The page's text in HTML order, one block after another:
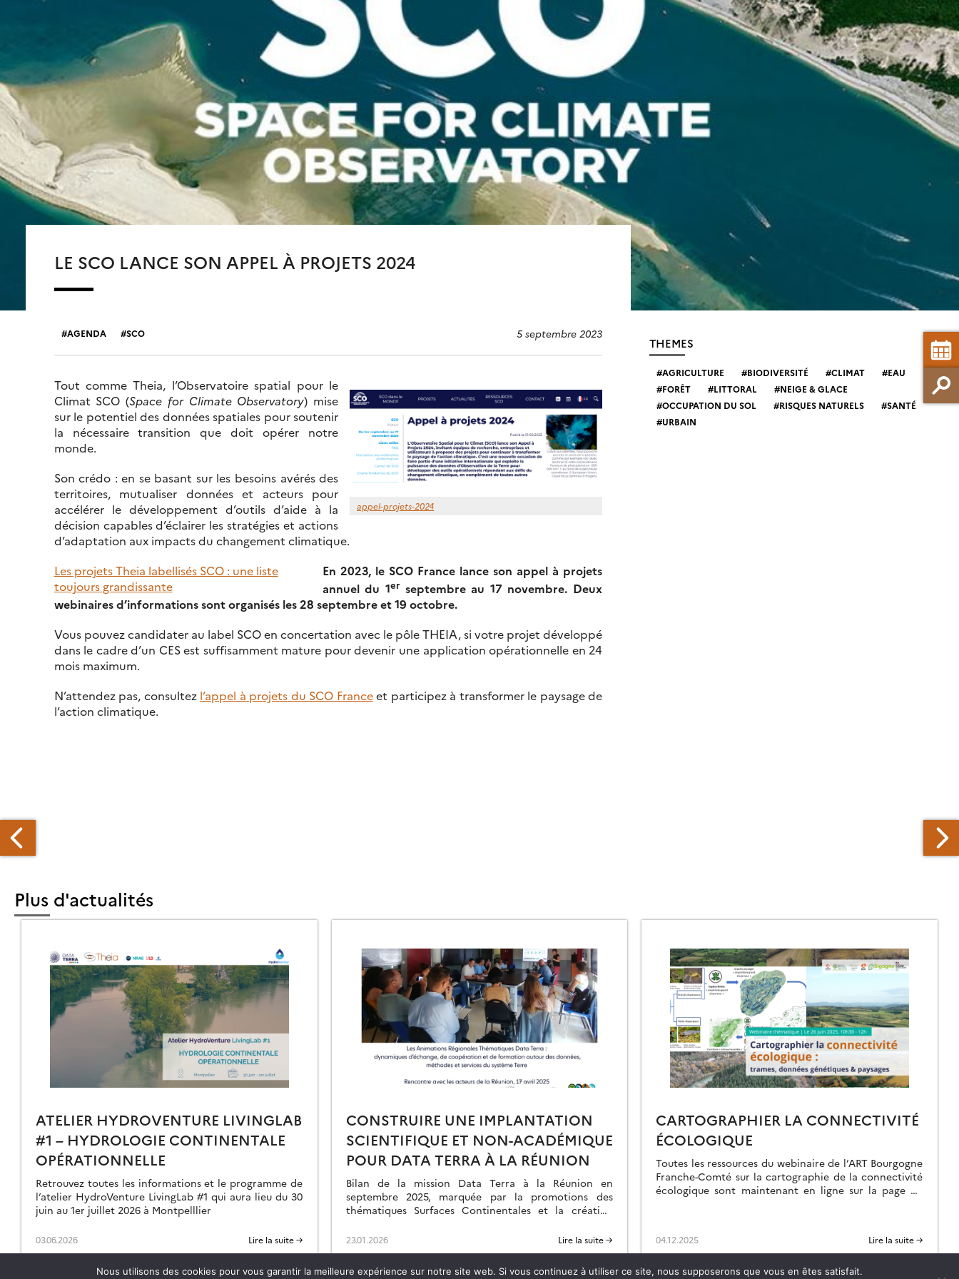
LE SCO LANCE SON APPEL À PROJETS 2024
AGENDA SCO 5 septembre 2023
appel-projets-2024
Tout comme Theia, l’Observatoire spatial pour le
Climat SCO (Space for Climate Observatory) mise
sur le potentiel des données spatiales pour soutenir
la nécessaire transition que doit opérer notre
monde.
Son crédo : en se basant sur les besoins avérés des
territoires, mutualiser données et acteurs pour
accélérer le développement d’outils d’aide à la
décision capables d’éclairer les stratégies et actions
d’adaptation aux impacts du changement climatique.
Les projets Theia labellisés SCO : une liste
toujours grandissante
En 2023, le SCO France lance son appel à projets
annuel du 1erseptembre au 17 novembre. Deux
webinaires d’informations sont organisés les 28 septembre et 19 octobre.
Vous pouvez candidater au label SCO en concertation avec le pôle THEIA, si votre projet développé
dans le cadre d’un CES est suffisamment mature pour devenir une application opérationnelle en 24
mois maximum.
N’attendez pas, consultez l’appel à projets du SCO Franceet participez à transformer le paysage de
l’action climatique.
THEMES
AGRICULTURE BIODIVERSITÉ CLIMAT
EAU
FORÊT
LITTORAL
NEIGE & GLACE
OCCUPATION DU SOL
RISQUES NATURELS
SANTÉ
URBAIN
Plus d'actualités
ATELIER HYDROVENTURE LIVINGLAB
#1 – HYDROLOGIE CONTINENTALE
OPÉRATIONNELLE
Retrouvez toutes les informations et le programme de
l’atelier HydroVenture LivingLab #1 qui aura lieu du 30
juin au 1er juillet 2026 à Montpelllier
03.06.2026 Lire la suite →
CONSTRUIRE UNE IMPLANTATION
SCIENTIFIQUE ET NON-ACADÉMIQUE
POUR DATA TERRA À LA RÉUNION
Bilan de la mission Data Terra à la Réunion en
septembre 2025, marquée par la promotions des
thématiques Surfaces Continentales et la création
23.01.2026 Lire la suite →
CARTOGRAPHIER LA CONNECTIVITÉ
ÉCOLOGIQUE
Toutes les ressources du webinaire de l’ART Bourgogne
Franche-Comté sur la cartographie de la connectivité
écologique sont maintenant en ligne sur la page de
04.12.2025 Lire la suite →
Nous utilisons des cookies pour vous garantir la meilleure expérience sur notre site web. Si vous continuez à utiliser ce site, nous supposerons que vous en êtes satisfait.